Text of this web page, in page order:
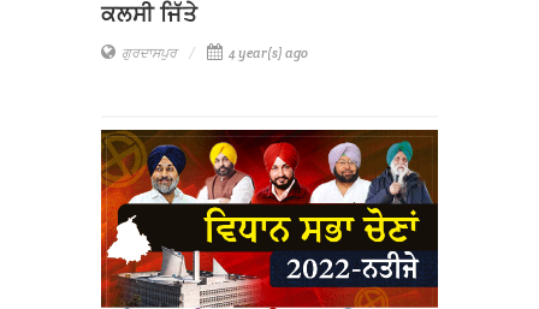
ਕਲਸੀ ਜਿੱਤੇ
ਗੁਰਦਾਸਪੁਰ 4 year(s) ago